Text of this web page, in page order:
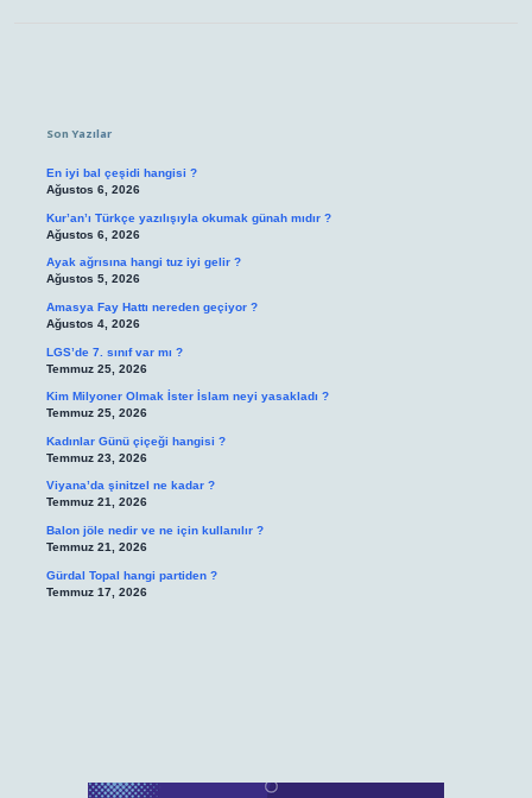
Son Yazılar
En iyi bal çeşidi hangisi ?
Ağustos 6, 2026
Kur’an’ı Türkçe yazılışıyla okumak günah mıdır ?
Ağustos 6, 2026
Ayak ağrısına hangi tuz iyi gelir ?
Ağustos 5, 2026
Amasya Fay Hattı nereden geçiyor ?
Ağustos 4, 2026
LGS’de 7. sınıf var mı ?
Temmuz 25, 2026
Kim Milyoner Olmak İster İslam neyi yasakladı ?
Temmuz 25, 2026
Kadınlar Günü çiçeği hangisi ?
Temmuz 23, 2026
Viyana’da şinitzel ne kadar ?
Temmuz 21, 2026
Balon jöle nedir ve ne için kullanılır ?
Temmuz 21, 2026
Gürdal Topal hangi partiden ?
Temmuz 17, 2026